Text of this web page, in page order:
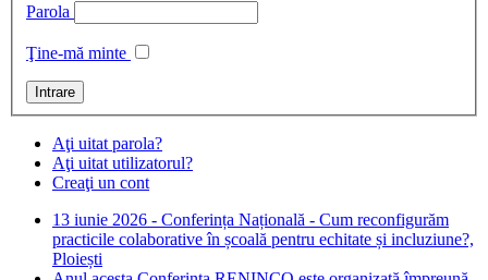
Parola
Ţine-mă minte
Aţi uitat parola?
Aţi uitat utilizatorul?
Creaţi un cont
13 iunie 2026 - Conferința Națională - Cum reconfigurăm
practicile colaborative în școală pentru echitate și incluziune?,
Ploiești